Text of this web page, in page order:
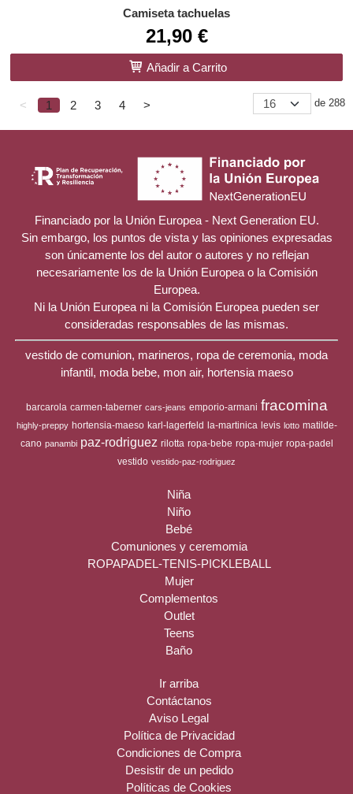
Camiseta tachuelas
21,90 €
Añadir a Carrito
< 1 2 3 4 > de 288
Financiado por la Unión Europea - Next Generation EU.
Sin embargo, los puntos de vista y las opiniones expresadas
son únicamente los del autor o autores y no reflejan
necesariamente los de la Unión Europea o la Comisión
Europea.
Ni la Unión Europea ni la Comisión Europea pueden ser
consideradas responsables de las mismas.
vestido de comunion, marineros, ropa de ceremonia, moda
infantil, moda bebe, mon air, hortensia maeso
barcarola carmen-taberner cars-jeans emporio-armani fracomina
highly-preppy hortensia-maeso karl-lagerfeld la-martinica levis lotto matilde-
cano panambi paz-rodriguez rilotta ropa-bebe ropa-mujer ropa-padel
vestido vestido-paz-rodriguez
Niña
Niño
Bebé
Comuniones y ceremomia
ROPAPADEL-TENIS-PICKLEBALL
Mujer
Complementos
Outlet
Teens
Baño
Ir arriba
Contáctanos
Aviso Legal
Política de Privacidad
Condiciones de Compra
Desistir de un pedido
Políticas de Cookies